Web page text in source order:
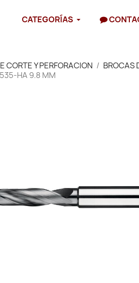
CATEGORÍAS
CORTE Y PERFORACION BROCAS
HA 9.8 MM